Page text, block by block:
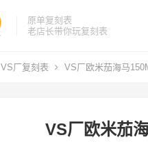
原单复刻表
老店长带你玩复刻表
VS厂复刻表 VS厂欧米茄海马
VS厂欧米茄